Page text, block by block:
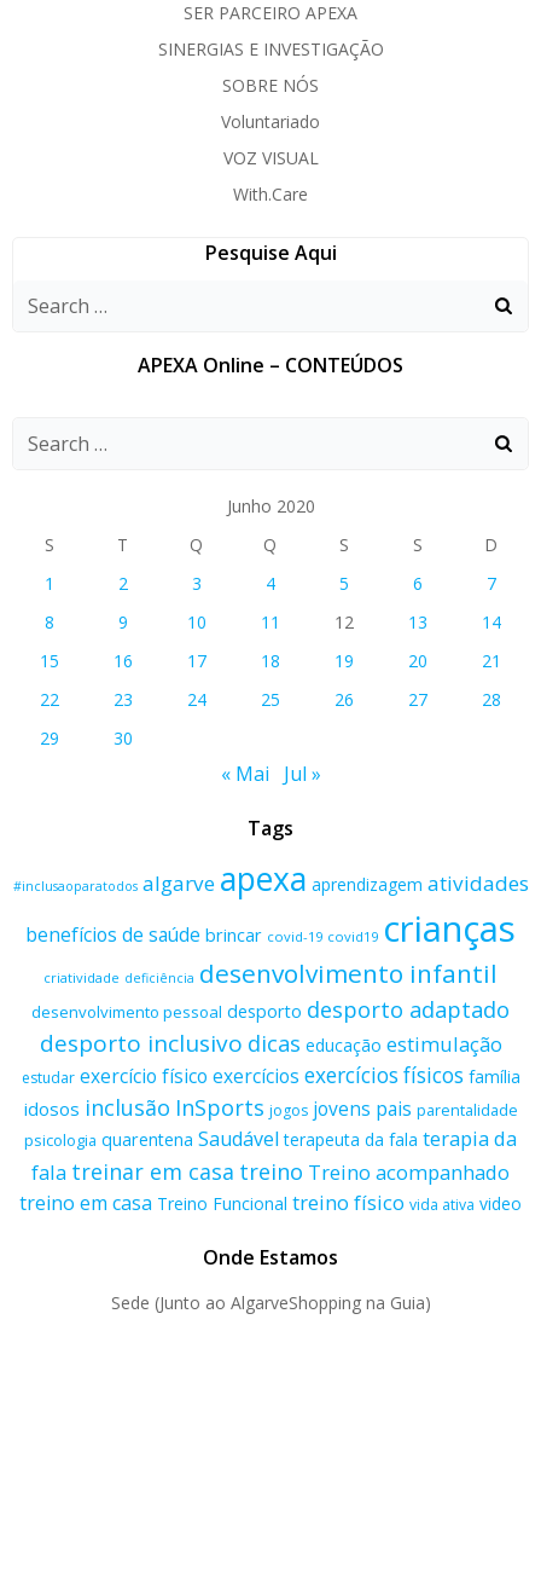
SER PARCEIRO APEXA
SINERGIAS E INVESTIGAÇÃO
SOBRE NÓS
Voluntariado
VOZ VISUAL
With.Care
Pesquise Aqui
APEXA Online – CONTEÚDOS
Junho 2020
S
T Q Q S S
D
1
2 3 4 5 6
7
8
9 10 11 12 13
14
15
16 17 18 19 20
21
22
23 24 25 26 27
28
29
30
« Mai Jul »
Tags
#inclusaoparatodos algarve apexa aprendizagem atividades
benefícios de saúde brincar covid-19 covid19 crianças
criatividade deficiência desenvolvimento infantil
desenvolvimento pessoal desporto desporto adaptado
desporto inclusivo dicas educação estimulação
estudar exercício físico exercícios exercícios físicos família
idosos inclusão InSports jogos jovens pais parentalidade
psicologia quarentena Saudável terapeuta da fala terapia da
fala treinar em casa treino Treino acompanhado
treino em casa Treino Funcional treino físico vida ativa video
Onde Estamos
Sede (Junto ao AlgarveShopping na Guia)